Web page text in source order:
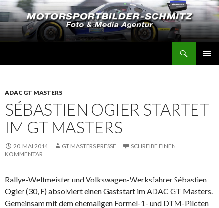
ADAC GT MASTERS
SÉBASTIEN OGIER STARTET
IM GT MASTERS
20. MAI 2014 GT MASTERS PRESSE
SCHREIBE EINEN
KOMMENTAR
Rallye-Weltmeister und Volkswagen-Werksfahrer Sébastien
Ogier (30, F) absolviert einen Gaststart im ADAC GT Masters.
Gemeinsam mit dem ehemaligen Formel-1- und DTM-Piloten